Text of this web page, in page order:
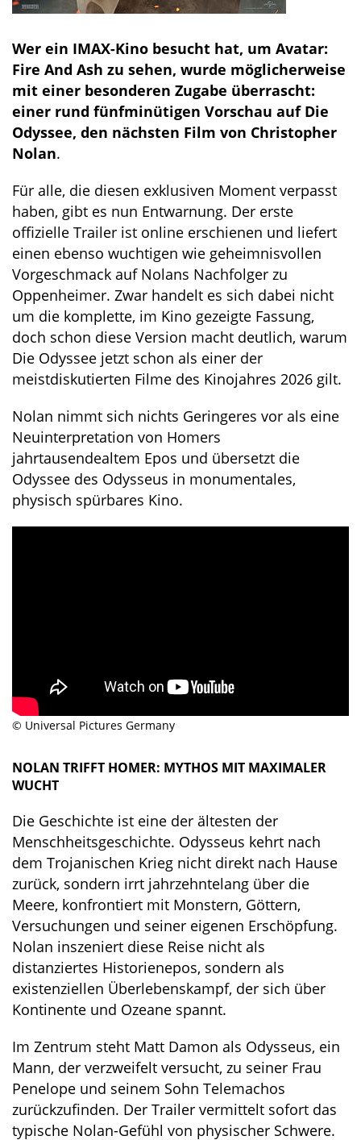
Wer ein IMAX-Kino besucht hat, um Avatar:
Fire And Ash zu sehen, wurde möglicherweise
mit einer besonderen Zugabe überrascht:
einer rund fünfminütigen Vorschau auf Die
Odyssee, den nächsten Film von Christopher
Nolan.
Für alle, die diesen exklusiven Moment verpasst
haben, gibt es nun Entwarnung. Der erste
offizielle Trailer ist online erschienen und liefert
einen ebenso wuchtigen wie geheimnisvollen
Vorgeschmack auf Nolans Nachfolger zu
Oppenheimer. Zwar handelt es sich dabei nicht
um die komplette, im Kino gezeigte Fassung,
doch schon diese Version macht deutlich, warum
Die Odyssee jetzt schon als einer der
meistdiskutierten Filme des Kinojahres 2026 gilt.
Nolan nimmt sich nichts Geringeres vor als eine
Neuinterpretation von Homers
jahrtausendealtem Epos und übersetzt die
Odyssee des Odysseus in monumentales,
physisch spürbares Kino.
©️ Universal Pictures Germany
NOLAN TRIFFT HOMER: MYTHOS MIT MAXIMALER
WUCHT
Die Geschichte ist eine der ältesten der
Menschheitsgeschichte. Odysseus kehrt nach
dem Trojanischen Krieg nicht direkt nach Hause
zurück, sondern irrt jahrzehntelang über die
Meere, konfrontiert mit Monstern, Göttern,
Versuchungen und seiner eigenen Erschöpfung.
Nolan inszeniert diese Reise nicht als
distanziertes Historienepos, sondern als
existenziellen Überlebenskampf, der sich über
Kontinente und Ozeane spannt.
Im Zentrum steht Matt Damon als Odysseus, ein
Mann, der verzweifelt versucht, zu seiner Frau
Penelope und seinem Sohn Telemachos
zurückzufinden. Der Trailer vermittelt sofort das
typische Nolan-Gefühl von physischer Schwere.